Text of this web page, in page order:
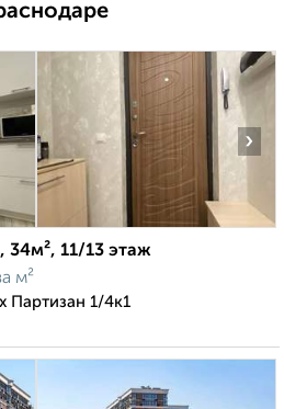
›
34м², 11/13 этаж
м²
Партизан 1/4к1